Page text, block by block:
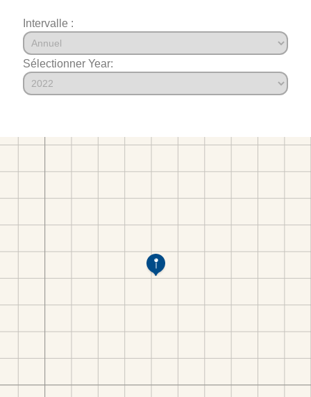
Intervalle :
Sélectionner Year: